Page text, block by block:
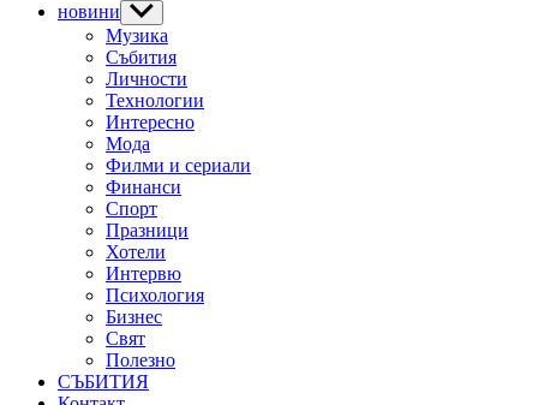
новини Show
sub
menu
Музика
Събития
Личности
Технологии
Интересно
Мода
Филми и сериали
Финанси
Спорт
Празници
Хотели
Интервю
Психология
Бизнес
Свят
Полезно
СЪБИТИЯ